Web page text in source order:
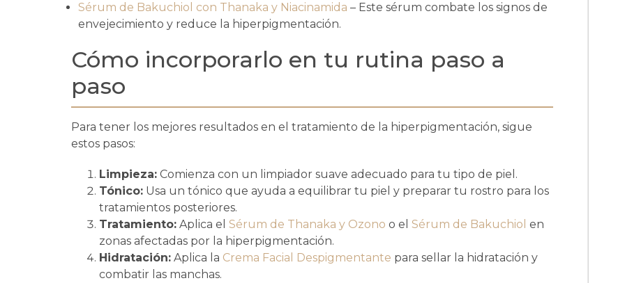
Sérum de Bakuchiol con Thanaka y Niacinamida – Este sérum combate los signos de
envejecimiento y reduce la hiperpigmentación.
Cómo incorporarlo en tu rutina paso a
paso
Para tener los mejores resultados en el tratamiento de la hiperpigmentación, sigue
estos pasos:
Limpieza: Comienza con un limpiador suave adecuado para tu tipo de piel.
Tónico: Usa un tónico que ayuda a equilibrar tu piel y preparar tu rostro para los
tratamientos posteriores.
Tratamiento: Aplica el Sérum de Thanaka y Ozono o el Sérum de Bakuchiol en
zonas afectadas por la hiperpigmentación.
Hidratación: Aplica la Crema Facial Despigmentante para sellar la hidratación y
combatir las manchas.